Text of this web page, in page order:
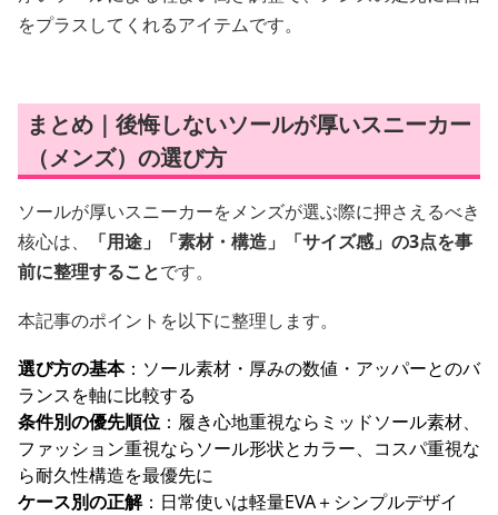
をプラスしてくれるアイテムです。
まとめ｜後悔しないソールが厚いスニーカー
（メンズ）の選び方
ソールが厚いスニーカーをメンズが選ぶ際に押さえるべき
核心は、
「用途」「素材・構造」「サイズ感」の3点を事
前に整理することです。
本記事のポイントを以下に整理します。
選び方の基本：ソール素材・厚みの数値・アッパーとのバ
ランスを軸に比較する
条件別の優先順位 ：履き心地重視ならミッドソール素材、
ファッション重視ならソール形状とカラー、コスパ重視な
ら耐久性構造を最優先に
ケース別の正解：日常使いは軽量EVA＋シンプルデザイ